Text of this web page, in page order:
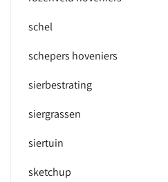
schel
schepers hoveniers
sierbestrating
siergrassen
siertuin
sketchup